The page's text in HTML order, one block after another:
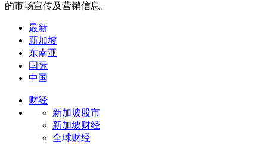
的市场宣传及营销信息。
最新
新加坡
东南亚
国际
中国
财经
新加坡股市
新加坡财经
全球财经